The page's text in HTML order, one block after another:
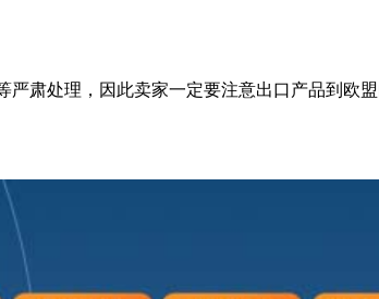
肃处理，因此卖家一定要注意出口产品到欧盟